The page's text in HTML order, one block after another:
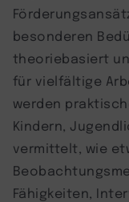
besonderen
theoriebasiert
für vielfältige
werden
Kindern,
vermittelt, wie
Fähigkeiten,